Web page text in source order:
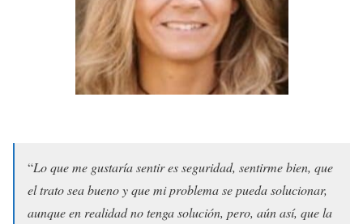
“Lo que me gustaría sentir es seguridad, sentirme bien, que
el trato sea bueno y que mi problema se pueda solucionar,
aunque en realidad no tenga solución, pero, aún así, que la